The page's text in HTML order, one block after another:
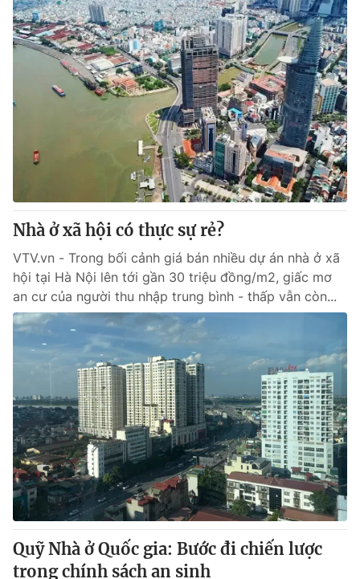
Nhà ở xã hội có thực sự rẻ?
VTV.vn - Trong bối cảnh giá bán nhiều dự án nhà ở xã
hội tại Hà Nội lên tới gần 30 triệu đồng/m2, giấc mơ
an cư của người thu nhập trung bình - thấp vẫn còn...
Quỹ Nhà ở Quốc gia: Bước đi chiến lược
trong chính sách an sinh